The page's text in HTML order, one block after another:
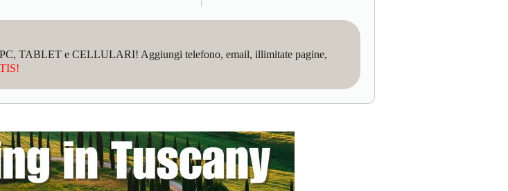
TABLET e CELLULARI! Aggiungi telefono, email, illimitate pagine,